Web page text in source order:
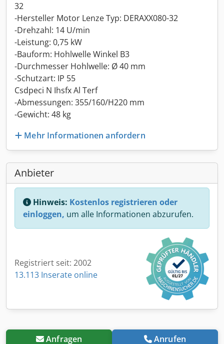
32
-Hersteller Motor Lenze Typ: DERAXX080-32
-Drehzahl: 14 U/min
-Leistung: 0,75 kW
-Bauform: Hohlwelle Winkel B3
-Durchmesser Hohlwelle: Ø 40 mm
-Schutzart: IP 55
Csdpeci N Ihsfx Al Terf
-Abmessungen: 355/160/H220 mm
-Gewicht: 48 kg
Mehr Informationen anfordern
Anbieter
Hinweis: Kostenlos registrieren oder
einloggen, um alle Informationen abzurufen.
Registriert seit: 2002
13.113 Inserate online
Anfragen Anrufen